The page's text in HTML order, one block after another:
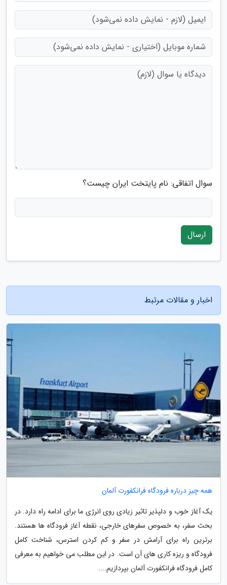
سوال اتفاقی: نام پایتخت ایران چیست؟
ارسال
اخبار و مقالات مرتبط
همه چیز درباره فرودگاه فرانکفورت آلمان
یک آغاز خوب و دلپذیر تاثیر زیادی روی انرژی ما برای ادامه راه دارد. در
بحث سفر، به خصوص سفرهای خارجی، نقطه آغاز فرودگاه ها هستند.
برترین راه برای آرامش در سفر و کم کردن استرس، شناخت کامل
فرودگاه و ریزه کاری های آن است. در این مطلب می خواهیم به معرفی
کامل فرودگاه فرانکفورت آلمان بپردازیم....